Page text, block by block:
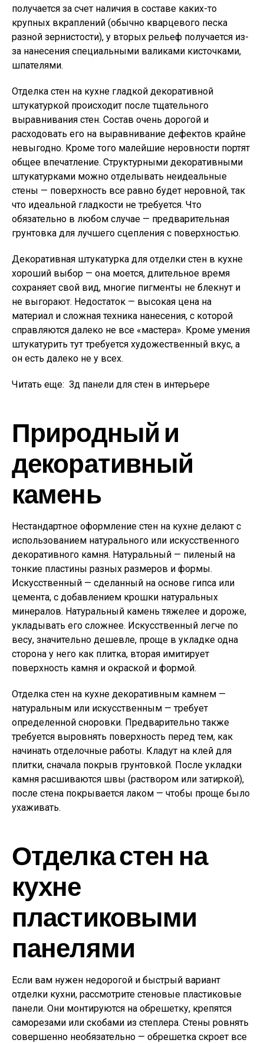
получается за счет наличия в составе каких-то
крупных вкраплений (обычно кварцевого песка
разной зернистости), у вторых рельеф получается из-
за нанесения специальными валиками кисточками,
шпателями.
Отделка стен на кухне гладкой декоративной
штукатуркой происходит после тщательного
выравнивания стен. Состав очень дорогой и
расходовать его на выравнивание дефектов крайне
невыгодно. Кроме того малейшие неровности портят
общее впечатление. Структурными декоративными
штукатурками можно отделывать неидеальные
стены — поверхность все равно будет неровной, так
что идеальной гладкости не требуется. Что
обязательно в любом случае — предварительная
грунтовка для лучшего сцепления с поверхностью.
Декоративная штукатурка для отделки стен в кухне
хороший выбор — она моется, длительное время
сохраняет свой вид, многие пигменты не блекнут и
не выгорают. Недостаток — высокая цена на
материал и сложная техника нанесения, с которой
справляются далеко не все «мастера». Кроме умения
штукатурить тут требуется художественный вкус, а
он есть далеко не у всех.
Читать еще: Зд панели для стен в интерьере
Природный и
декоративный
камень
Нестандартное оформление стен на кухне делают с
использованием натурального или искусственного
декоративного камня. Натуральный — пиленый на
тонкие пластины разных размеров и формы.
Искусственный — сделанный на основе гипса или
цемента, с добавлением крошки натуральных
минералов. Натуральный камень тяжелее и дороже,
укладывать его сложнее. Искусственный легче по
весу, значительно дешевле, проще в укладке одна
сторона у него как плитка, вторая имитирует
поверхность камня и окраской и формой.
Отделка стен на кухне декоративным камнем —
натуральным или искусственным — требует
определенной сноровки. Предварительно также
требуется выровнять поверхность перед тем, как
начинать отделочные работы. Кладут на клей для
плитки, сначала покрыв грунтовкой. После укладки
камня расшиваются швы (раствором или затиркой),
после стена покрывается лаком — чтобы проще было
ухаживать.
Отделка стен на
кухне
пластиковыми
панелями
Если вам нужен недорогой и быстрый вариант
отделки кухни, рассмотрите стеновые пластиковые
панели. Они монтируются на обрешетку, крепятся
саморезами или скобами из степлера. Стены ровнять
совершенно необязательно — обрешетка скроет все